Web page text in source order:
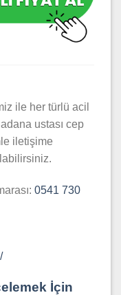
ile her türlü acil
ustası cep
iletişime
0541 730
İçin